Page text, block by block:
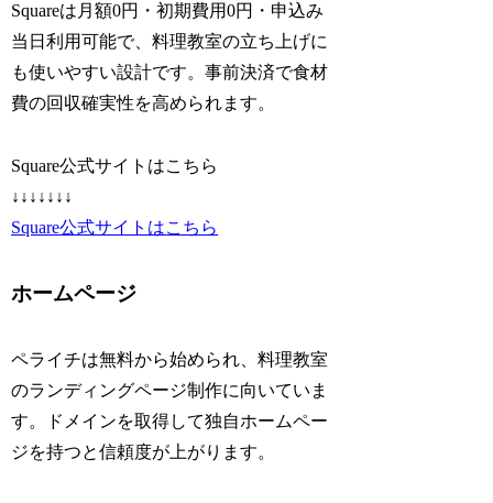
Squareは月額0円・初期費用0円・申込み
当日利用可能で、料理教室の立ち上げに
も使いやすい設計です。事前決済で食材
費の回収確実性を高められます。
Square公式サイトはこちら
↓↓↓↓↓↓↓
Square公式サイトはこちら
ホームページ
ペライチは無料から始められ、料理教室
のランディングページ制作に向いていま
す。ドメインを取得して独自ホームペー
ジを持つと信頼度が上がります。